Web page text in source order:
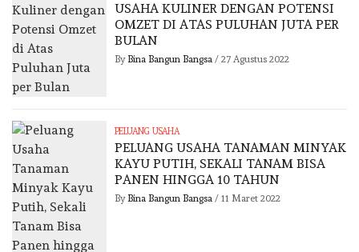
USAHA KULINER DENGAN POTENSI
OMZET DI ATAS PULUHAN JUTA PER
BULAN
By Bina Bangun Bangsa/ 27 Agustus 2022
PELUANG USAHA
PELUANG USAHA TANAMAN MINYAK
KAYU PUTIH, SEKALI TANAM BISA
PANEN HINGGA 10 TAHUN
By Bina Bangun Bangsa/ 11 Maret 2022